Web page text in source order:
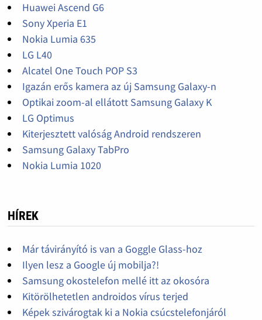
Huawei Ascend G6
Sony Xperia E1
Nokia Lumia 635
LG L40
Alcatel One Touch POP S3
Igazán erős kamera az új Samsung Galaxy-n
Optikai zoom-al ellátott Samsung Galaxy K
LG Optimus
Kiterjesztett valóság Android rendszeren
Samsung Galaxy TabPro
Nokia Lumia 1020
HÍREK
Már távirányító is van a Goggle Glass-hoz
Ilyen lesz a Google új mobilja?!
Samsung okostelefon mellé itt az okosóra
Kitörölhetetlen androidos vírus terjed
Képek szivárogtak ki a Nokia csúcstelefonjáról